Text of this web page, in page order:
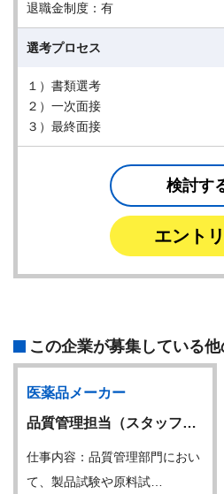
退職金制度：有
選考プロセス
１）書類選考
２）一次面接
３）最終面接
検討す
エント
この企業が募集している他
医薬品メーカー
品質管理担当（スタッフ…
仕事内容：品質管理部門におい
て、製品試験や原料試…